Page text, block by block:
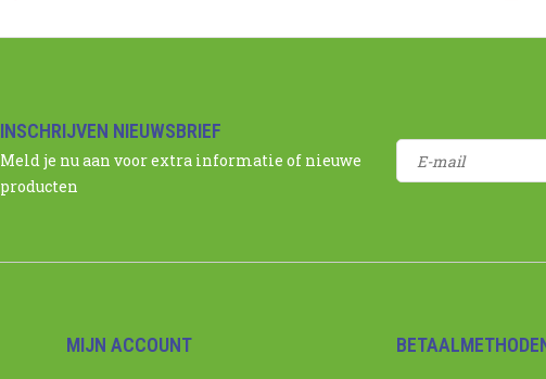
INSCHRIJVEN NIEUWSBRIEF
Meld je nu aan voor extra informatie of nieuwe
producten
MIJN ACCOUNT